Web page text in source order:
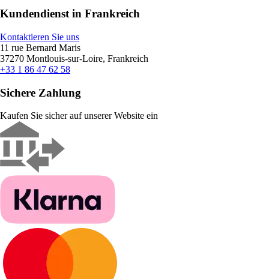
Kundendienst in Frankreich
Kontaktieren Sie uns
11 rue Bernard Maris
37270 Montlouis-sur-Loire, Frankreich
+33 1 86 47 62 58
Sichere Zahlung
Kaufen Sie sicher auf unserer Website ein